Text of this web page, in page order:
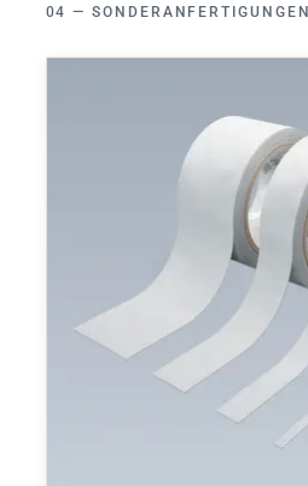
SONDERANFERTIGUNGEN